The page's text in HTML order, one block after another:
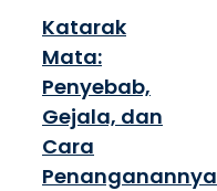
Katarak
Mata:
Penyebab,
Gejala, dan
Cara
Penanganannya